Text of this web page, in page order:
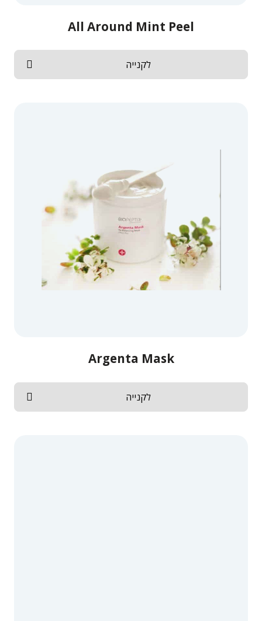
All Around Mint Peel
לקנייה
Argenta Mask
לקנייה